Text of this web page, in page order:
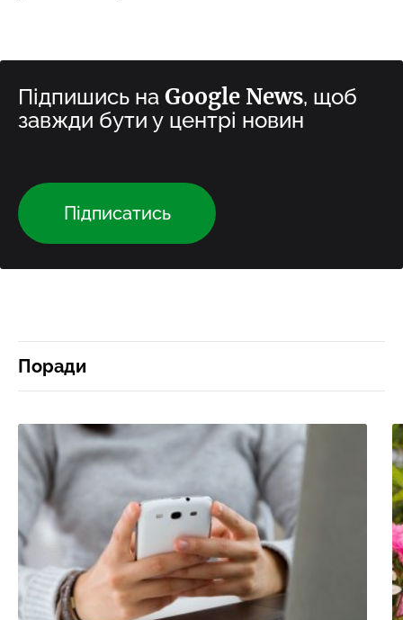
Підпишись на Google News, щоб
завжди бути у центрі новин
Підписатись
Поради